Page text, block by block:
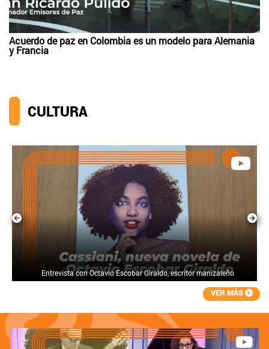
Acuerdo de paz en Colombia es un modelo para Alemania
y Francia
CULTURA
Entrevista con Octavio Escobar Giraldo, escritor manizaleño
VER MÁS